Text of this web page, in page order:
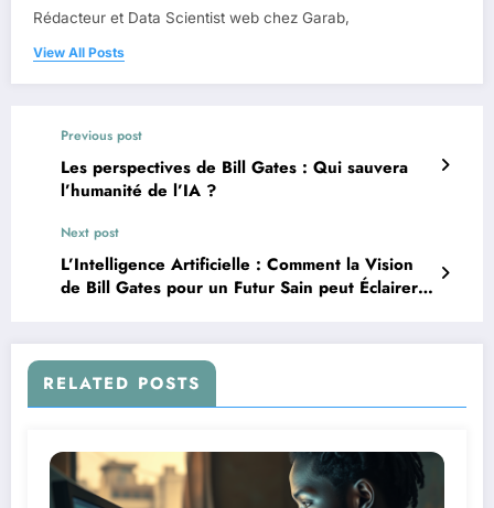
Rédacteur et Data Scientist web chez Garab,
View All Posts
Previous post
Les perspectives de Bill Gates : Qui sauvera
l’humanité de l’IA ?
Next post
L’Intelligence Artificielle : Comment la Vision
de Bill Gates pour un Futur Sain peut Éclairer
RELATED POSTS